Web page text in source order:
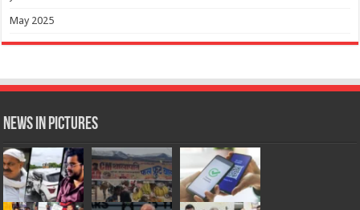
May 2025
News in Pictures